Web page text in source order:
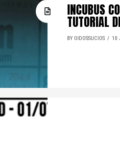
INCUBUS
TUTORIAL
BY OIDOSSUCIOS 10